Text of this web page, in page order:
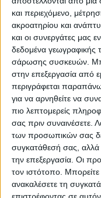
και περιεχόμενο,
ακροατηρίου και
και οι συνεργάτες μας
δεδομένα γεωγραφικής
σάρωσης συσκευών.
στην επεξεργασία από
περιγράφεται
για να αρνηθείτε να
πιο λεπτομερείς
σας πριν συναινέσετε.
των προσωπικών σας
συγκατάθεσή σας, αλλά
την επεξεργασία. Οι
τον ιστότοπο. Μπορείτε
ανακαλέσετε τη
2018
2017
2016